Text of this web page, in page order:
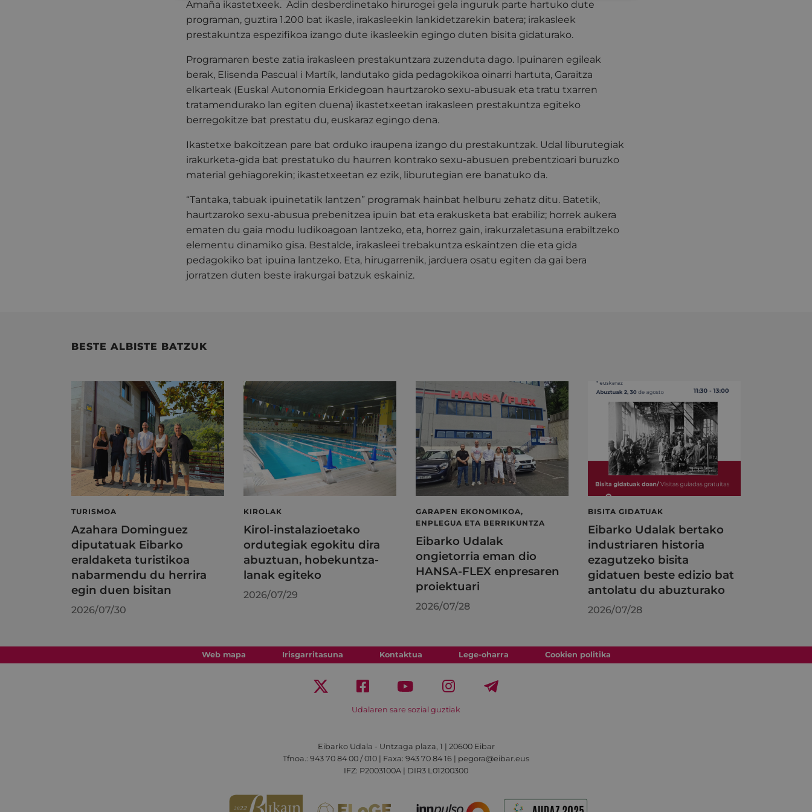
Amaña ikastetxeek. Adin desberdinetako hirurogei gela inguruk parte hartuko dute
programan, guztira 1.200 bat ikasle, irakasleekin lankidetzarekin batera; irakasleek
prestakuntza espezifikoa izango dute ikasleekin egingo duten bisita gidaturako.
Programaren beste zatia irakasleen prestakuntzara zuzenduta dago. Ipuinaren egileak
berak, Elisenda Pascual i Martík, landutako gida pedagokikoa oinarri hartuta, Garaitza
elkarteak (Euskal Autonomia Erkidegoan haurtzaroko sexu-abusuak eta tratu txarren
tratamendurako lan egiten duena) ikastetxeetan irakasleen prestakuntza egiteko
berregokitze bat prestatu du, euskaraz egingo dena.
Ikastetxe bakoitzean pare bat orduko iraupena izango du prestakuntzak. Udal liburutegiak
irakurketa-gida bat prestatuko du haurren kontrako sexu-abusuen prebentzioari buruzko
material gehiagorekin; ikastetxeetan ez ezik, liburutegian ere banatuko da.
“Tantaka, tabuak ipuinetatik lantzen” programak hainbat helburu zehatz ditu. Batetik,
haurtzaroko sexu-abusua prebenitzea ipuin bat eta erakusketa bat erabiliz; horrek aukera
ematen du gaia modu ludikoagoan lantzeko, eta, horrez gain, irakurzaletasuna erabiltzeko
elementu dinamiko gisa. Bestalde, irakasleei trebakuntza eskaintzen die eta gida
pedagokiko bat ipuina lantzeko. Eta, hirugarrenik, jarduera osatu egiten da gai bera
jorratzen duten beste irakurgai batzuk eskainiz.
BESTE ALBISTE BATZUK
TURISMOA
Azahara Dominguez
diputatuak Eibarko
eraldaketa turistikoa
nabarmendu du herrira
egin duen bisitan
2026/07/30
KIROLAK
Kirol-instalazioetako
ordutegiak egokitu dira
abuztuan, hobekuntza-
lanak egiteko
2026/07/29
GARAPEN EKONOMIKOA,
ENPLEGUA ETA BERRIKUNTZA
Eibarko Udalak
ongietorria eman dio
HANSA-FLEX enpresaren
proiektuari
2026/07/28
BISITA GIDATUAK
Eibarko Udalak bertako
industriaren historia
ezagutzeko bisita
gidatuen beste edizio bat
antolatu du abuzturako
2026/07/28
Web mapa Irisgarritasuna Kontaktua Lege-oharra Cookien politika
Udalaren sare sozial guztiak
Eibarko Udala - Untzaga plaza, 1 | 20600 Eibar
Tfnoa.: 943 70 84 00 / 010 | Faxa: 943 70 84 16 | pegora@eibar.eus
IFZ: P2003100A | DIR3 L01200300